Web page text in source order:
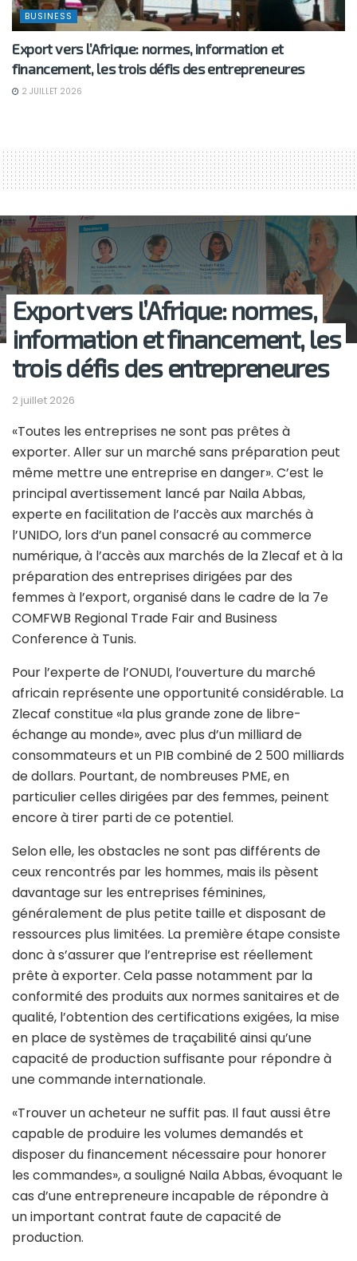
BUSINESS
Export vers l’Afrique: normes, information et
financement, les trois défis des entrepreneures
2 JUILLET 2026
Export vers l’Afrique: normes,
information et financement, les
trois défis des entrepreneures
2 juillet 2026
«Toutes les entreprises ne sont pas prêtes à
exporter. Aller sur un marché sans préparation peut
même mettre une entreprise en danger». C’est le
principal avertissement lancé par Naila Abbas,
experte en facilitation de l’accès aux marchés à
l’UNIDO, lors d’un panel consacré au commerce
numérique, à l’accès aux marchés de la Zlecaf et à la
préparation des entreprises dirigées par des
femmes à l’export, organisé dans le cadre de la 7e
COMFWB Regional Trade Fair and Business
Conference à Tunis.
Pour l’experte de l’ONUDI, l’ouverture du marché
africain représente une opportunité considérable. La
Zlecaf constitue «la plus grande zone de libre-
échange au monde», avec plus d’un milliard de
consommateurs et un PIB combiné de 2 500 milliards
de dollars. Pourtant, de nombreuses PME, en
particulier celles dirigées par des femmes, peinent
encore à tirer parti de ce potentiel.
Selon elle, les obstacles ne sont pas différents de
ceux rencontrés par les hommes, mais ils pèsent
davantage sur les entreprises féminines,
généralement de plus petite taille et disposant de
ressources plus limitées. La première étape consiste
donc à s’assurer que l’entreprise est réellement
prête à exporter. Cela passe notamment par la
conformité des produits aux normes sanitaires et de
qualité, l’obtention des certifications exigées, la mise
en place de systèmes de traçabilité ainsi qu’une
capacité de production suffisante pour répondre à
une commande internationale.
«Trouver un acheteur ne suffit pas. Il faut aussi être
capable de produire les volumes demandés et
disposer du financement nécessaire pour honorer
les commandes», a souligné Naila Abbas, évoquant le
cas d’une entrepreneure incapable de répondre à
un important contrat faute de capacité de
production.